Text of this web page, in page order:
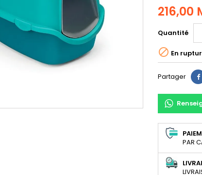
216,00
Quantité
 En
Partager
PAR